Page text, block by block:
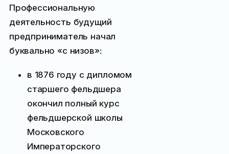
Профессиональную
деятельность будущий
предприниматель начал
буквально «с низов»:
в 1876 году с дипломом
старшего фельдшера
окончил полный курс
фельдшерской школы
Московского
Императорского